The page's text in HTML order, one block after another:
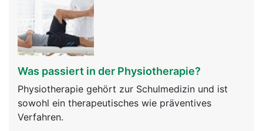
Was passiert in der Physiotherapie?
Physiotherapie gehört zur Schulmedizin und ist
sowohl ein therapeutisches wie präventives
Verfahren.